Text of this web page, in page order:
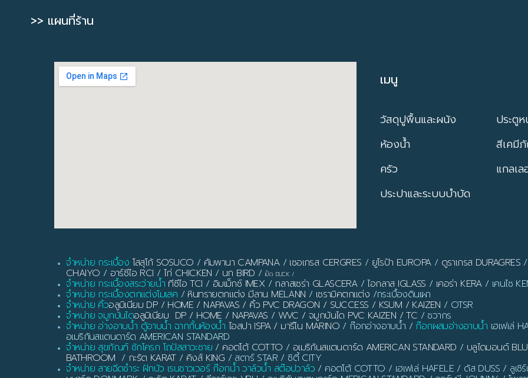
>> แผนที่ร้าน
เมนู
วัสดุปูพื้นและผนัง
ห้องน้ำ
ครัว
ประปาและระบบบำบัด
ประตูห
สีเคมี
แกลเล
จำหน่าย กระเบื้อง โสสุโก้ SOSUCO / คัมพานา CAMPANA/ เซอเกรส CERGRES / ยูโรป้า EUROPA/ ดูราเกรส DURAGRES /
CHAIYO / อาร์ซีไอ RCI / ไก่ CHICKEN / นก BIRD / เป็ด DUCK /
จำหน่าย กระเบื้องสระว่ายน้ำ ทีซีไอ TCI / อิมเม็กซ์ IMEX/ กลาสเซร่า GLASCERA/ไอกลาส IGLASS / เคอร่า KERA/ เคนไซ
จำหน่าย กระเบื้องตกแต่งโมเสค / หินทรายตกแต่ง มีลาน MELANN / เซรามิคตกแต่ง /กระเบื้องดินเผา
จำหน่าย คิ้วอลูมิเนียม DP / HOME / NAPAVAS / คิ้ว PVC DRAGON / SUCCESS / KSUM / KAIZEN / OTSR
จำหน่าย จมูกบันไดอลูมิเนียม DP / HOME / NAPAVAS / WVC / จมูกบันได PVC KAIZEN / TC / ชวากร
จำหน่าย อ่างอาบน้ำ ตู้อาบน้ำ ฉากกั้นห้องน้ำ ไอสปา ISPA / มารีโน MARINO / ก๊อกอ่างอาบน้ำ / ก๊อกผสมอ่างอาบน้ำ เฮเฟเล่
อเมริกันสแตนดาร์ด AMERICAN STANDARD
จำหน่าย สุขภัณฑ์ ชักโครก โถปัสสาวะชาย / คอตโต้ COTTO / อเมริกันสแตนดาร์ด AMERICAN STANDARD / บลูไดมอนด์
BATHROOM / กะรัต KARAT/ คิงส์ KING / สตาร์ STAR / ซิตี้ CITY
จำหน่าย สายฉีดชำระ ฝักบัว เรนชาวเวอร์ ก๊อกน้ำ วาล์วน้ำ สต๊อปวาล์ว / คอตโต้ COTTO / เฮเฟเล่ HAFELE / ดัส DUSS / ลูเ